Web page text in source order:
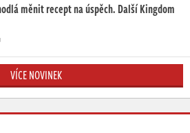
měnit recept na úspěch. Další Kingdom
VÍCE NOVINEK